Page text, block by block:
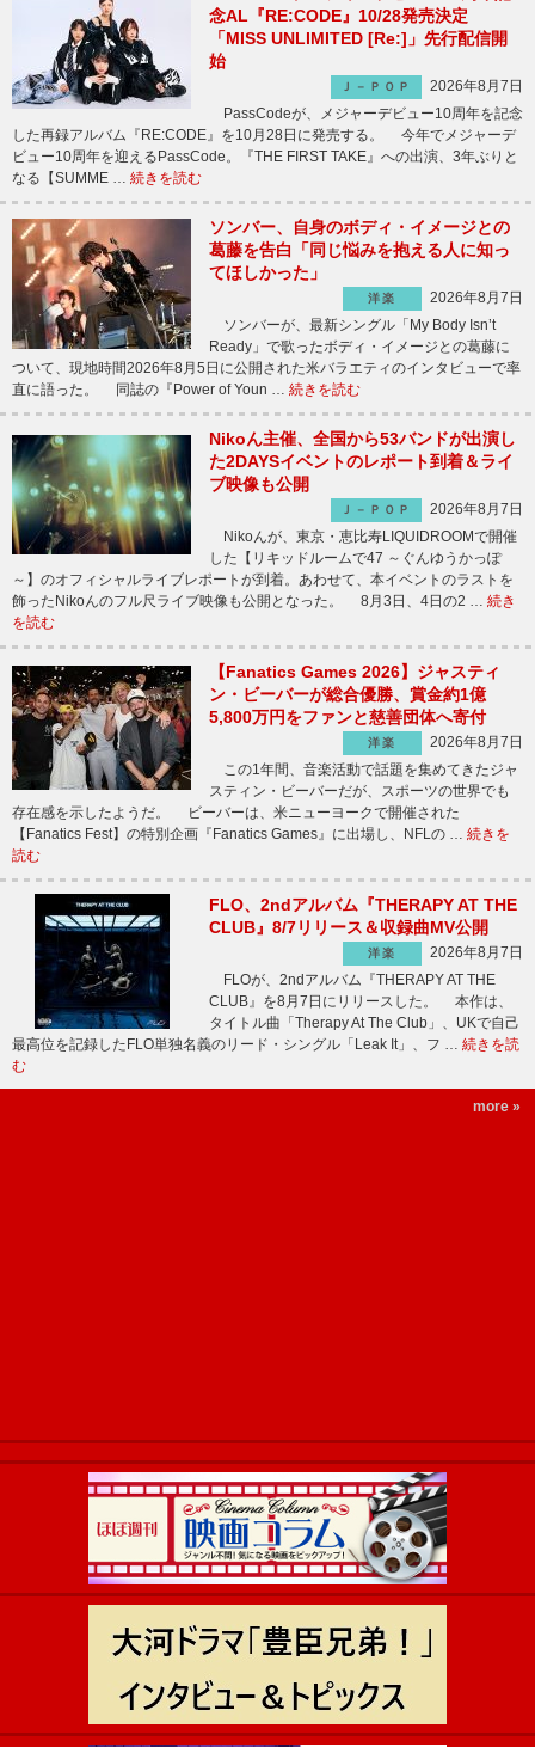
念AL『RE:CODE』10/28発売決定
「MISS UNLIMITED [Re:]」先行配信開
始
Ｊ－ＰＯＰ
2026年8月7日
PassCodeが、メジャーデビュー10周年を記念
した再録アルバム『RE:CODE』を10月28日に発売する。 今年でメジャーデ
ビュー10周年を迎えるPassCode。『THE FIRST TAKE』への出演、3年ぶりと
なる【SUMME … 続きを読む
ソンバー、自身のボディ・イメージとの
葛藤を告白「同じ悩みを抱える人に知っ
てほしかった」
洋楽
2026年8月7日
ソンバーが、最新シングル「My Body Isn’t
Ready」で歌ったボディ・イメージとの葛藤に
ついて、現地時間2026年8月5日に公開された米バラエティのインタビューで率
直に語った。 同誌の『Power of Youn … 続きを読む
Nikoん主催、全国から53バンドが出演し
た2DAYSイベントのレポート到着＆ライ
ブ映像も公開
Ｊ－ＰＯＰ
2026年8月7日
Nikoんが、東京・恵比寿LIQUIDROOMで開催
した【リキッドルームで47 ～ぐんゆうかっぽ
～】のオフィシャルライブレポートが到着。あわせて、本イベントのラストを
飾ったNikoんのフル尺ライブ映像も公開となった。 8月3日、4日の2 … 続き
を読む
【Fanatics Games 2026】ジャスティ
ン・ビーバーが総合優勝、賞金約1億
5,800万円をファンと慈善団体へ寄付
洋楽
2026年8月7日
この1年間、音楽活動で話題を集めてきたジャ
スティン・ビーバーだが、スポーツの世界でも
存在感を示したようだ。 ビーバーは、米ニューヨークで開催された
【Fanatics Fest】の特別企画『Fanatics Games』に出場し、NFLの … 続きを
読む
FLO、2ndアルバム『THERAPY AT THE
CLUB』8/7リリース＆収録曲MV公開
洋楽
2026年8月7日
FLOが、2ndアルバム『THERAPY AT THE
CLUB』を8月7日にリリースした。 本作は、
タイトル曲「Therapy At The Club」、UKで自己
最高位を記録したFLO単独名義のリード・シングル「Leak It」、フ … 続きを読
む
more »